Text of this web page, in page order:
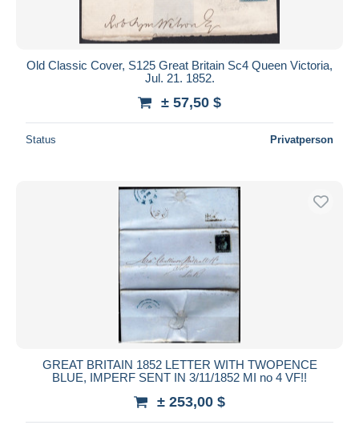
Bancontact
iDeal
Maestro
Wohnsitz des Verkäufers
Weltweit
Übernehmen
Old Classic Cover, S125 Great Britain Sc4 Queen Victoria,
Jul. 21. 1852.
± 57,50 $
Status Privatperson
GREAT BRITAIN 1852 LETTER WITH TWOPENCE
BLUE, IMPERF SENT IN 3/11/1852 MI no 4 VF!!
± 253,00 $